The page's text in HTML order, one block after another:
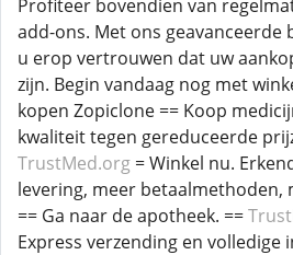
Profiteer bovendien van
add-ons. Met ons geavanceerde
u erop vertrouwen dat uw
zijn. Begin vandaag nog met
kopen Zopiclone == Koop
kwaliteit tegen gereduceerde
TrustMed.org = Winkel nu.
levering, meer betaalmethoden,
== Ga naar de apotheek. ==
Express verzending en volledige